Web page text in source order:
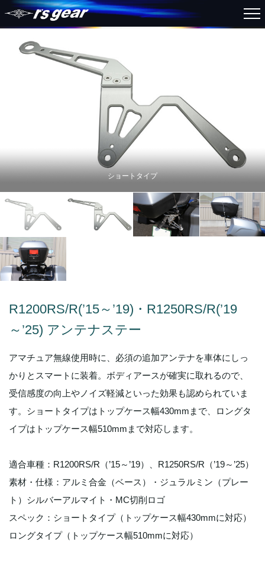
ショートタイプ
R1200RS/R(’15～’19)・R1250RS/R(’19
～’25) アンテナステー
アマチュア無線使用時に、必須の追加アンテナを車体にしっ
かりとスマートに装着。ボディアースが確実に取れるので、
受信感度の向上やノイズ軽減といった効果も認められていま
す。ショートタイプはトップケース幅430mmまで、ロングタ
イプはトップケース幅510mmまで対応します。
適合車種：R1200RS/R（’15～’19）、R1250RS/R（’19～’25）
素材・仕様：アルミ合金（ベース）・ジュラルミン（プレー
ト）シルバーアルマイト・MC切削ロゴ
スペック：ショートタイプ（トップケース幅430mmに対応）
ロングタイプ（トップケース幅510mmに対応）